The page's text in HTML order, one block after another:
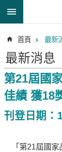
跳到主要內容區
階
搜
尋
明
首頁 最新
最新消息
第21屆國
佳績 獲18
刊登日期：
「第21屆國家